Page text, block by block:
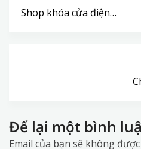
Shop khóa cửa điện…
Để lại một bình
Email của bạn sẽ không